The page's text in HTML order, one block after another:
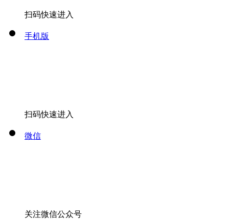
扫码快速进入
手机版
扫码快速进入
微信
关注微信公众号